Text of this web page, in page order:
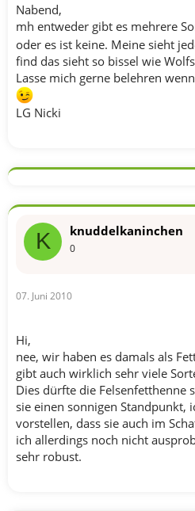
Nabend,
mh entweder gibt es mehrere
oder es ist keine. Meine sieht
find das sieht so bissel wie
Lasse mich gerne belehren
LG Nicki
K knuddelkaninchen
0
07. Juni 2010
Hi,
nee, wir haben es damals als
gibt auch wirklich sehr viele
Dies dürfte die Felsenfetthenne
sie einen sonnigen Standpunkt,
vorstellen, dass sie auch im
ich allerdings noch nicht
sehr robust.